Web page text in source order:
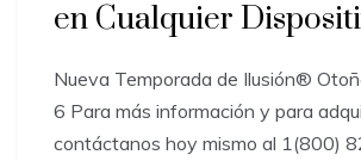
en Cualquier
Nueva Temporada de Ilusión®
6 Para más información y para
contáctanos hoy mismo al 1(800)